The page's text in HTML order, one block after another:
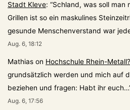
Stadt Kleve: “Schland, was soll man
Grillen ist so ein maskulines
gesunde Menschenverstand war
Aug. 6, 18:12
Mathias on Hochschule Rhein-Metall?
grundsätzlich werden und mich auf
beziehen und fragen: Habt ihr euch…
Aug. 6, 17:56